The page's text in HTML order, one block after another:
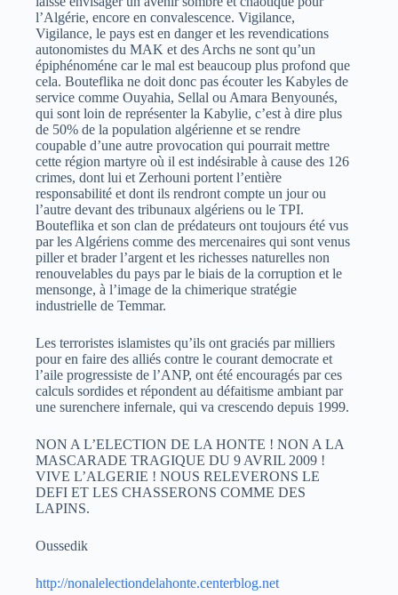
l’Algérie, encore en convalescence. Vigilance,
Vigilance, le pays est en danger et les revendications
autonomistes du MAK et des Archs ne sont qu’un
épiphénoméne car le mal est beaucoup plus profond que
cela. Bouteflika ne doit donc pas écouter les Kabyles de
service comme Ouyahia, Sellal ou Amara Benyounés,
qui sont loin de représenter la Kabylie, c’est à dire plus
de 50% de la population algérienne et se rendre
coupable d’une autre provocation qui pourrait mettre
cette région martyre où il est indésirable à cause des 126
crimes, dont lui et Zerhouni portent l’entière
responsabilité et dont ils rendront compte un jour ou
l’autre devant des tribunaux algériens ou le TPI.
Bouteflika et son clan de prédateurs ont toujours été vus
par les Algériens comme des mercenaires qui sont venus
piller et brader l’argent et les richesses naturelles non
renouvelables du pays par le biais de la corruption et le
mensonge, à l’image de la chimerique stratégie
industrielle de Temmar.
Les terroristes islamistes qu’ils ont graciés par milliers
pour en faire des alliés contre le courant democrate et
l’aile progressiste de l’ANP, ont été encouragés par ces
calculs sordides et répondent au défaitisme ambiant par
une surenchere infernale, qui va crescendo depuis 1999.
NON A L’ELECTION DE LA HONTE ! NON A LA
MASCARADE TRAGIQUE DU 9 AVRIL 2009 !
VIVE L’ALGERIE ! NOUS RELEVERONS LE
DEFI ET LES CHASSERONS COMME DES
LAPINS.
Oussedik
http://nonalelectiondelahonte.centerblog.net